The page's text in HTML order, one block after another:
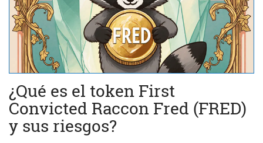
¿Qué es el token First
Convicted Raccon Fred (FRED)
y sus riesgos?